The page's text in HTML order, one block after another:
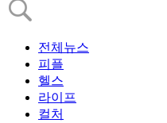
전체뉴스
피플
헬스
라이프
컬처